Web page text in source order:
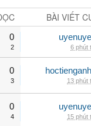
BÀI VIẾT
0
2 6 phút
0
3 13 phút
0
4 15 phút